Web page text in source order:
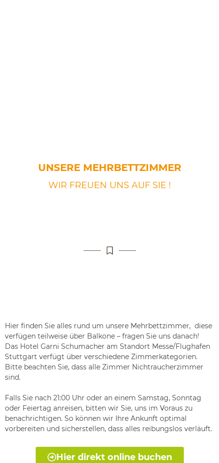
UNSERE MEHRBETTZIMMER
WIR FREUEN UNS AUF SIE !
Hier finden Sie alles rund um unsere Mehrbettzimmer, diese
verfügen teilweise über Balkone – fragen Sie uns danach!
Das Hotel Garni Schumacher am Standort Messe/Flughafen
Stuttgart verfügt über verschiedene Zimmerkategorien.
Bitte beachten Sie, dass alle Zimmer Nichtraucherzimmer
sind.
Falls Sie nach 21:00 Uhr oder an einem Samstag, Sonntag
oder Feiertag anreisen, bitten wir Sie, uns im Voraus zu
benachrichtigen. So können wir Ihre Ankunft optimal
vorbereiten und sicherstellen, dass alles reibungslos verläuft.
Hier direkt online buchen